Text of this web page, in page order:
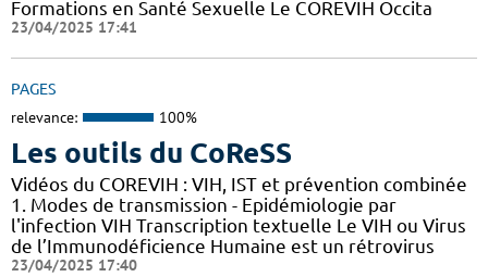
Formations en Santé Sexuelle Le COREVIH Occita
23/04/2025 17:41
PAGES
relevance: 100%
Les outils du CoReSS
Vidéos du COREVIH : VIH, IST et prévention combinée
1. Modes de transmission - Epidémiologie par
l'infection VIH Transcription textuelle Le VIH ou Virus
de l’Immunodéficience Humaine est un rétrovirus
23/04/2025 17:40